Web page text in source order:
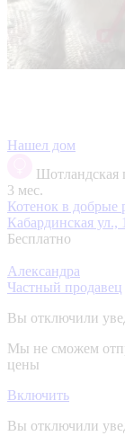
Нашел дом
Шотландская
3 мес.
Котенок в добрые
Кабардинская ул.,
Бесплатно
Александра
Частный продавец
Вы отключили
Мы не сможем
цены
Включить
Вы отключили